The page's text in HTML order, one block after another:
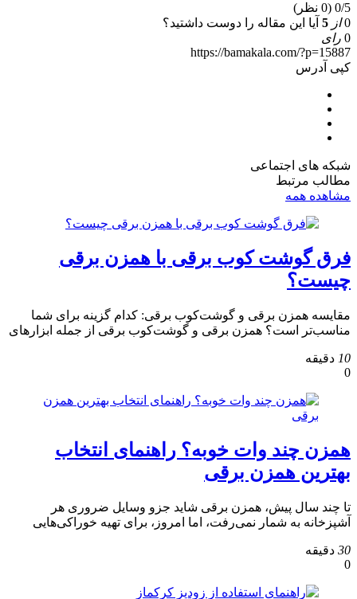
0/5 (0 نظر)
0 از 5 آیا این مقاله را دوست داشتید؟
0 رای
https://bamakala.com/?p=15887
کپی آدرس
شبکه های اجتماعی
مطالب مرتبط
مشاهده همه
فرق گوشت کوب برقی با همزن برقی
چیست؟
مقایسه همزن برقی و گوشت‌کوب برقی: کدام گزینه برای شما
مناسب‌تر است؟ همزن برقی و گوشت‌کوب برقی از جمله ابزارهای
10 دقیقه
0
همزن چند وات خوبه؟ راهنمای انتخاب
بهترین همزن برقی
تا چند سال پیش، همزن برقی شاید جزو وسایل ضروری هر
آشپزخانه به شمار نمی‌رفت، اما امروز، برای تهیه خوراکی‌هایی
30 دقیقه
0